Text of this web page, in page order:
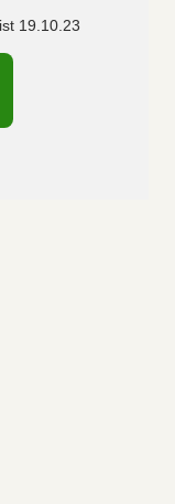
19.10.23